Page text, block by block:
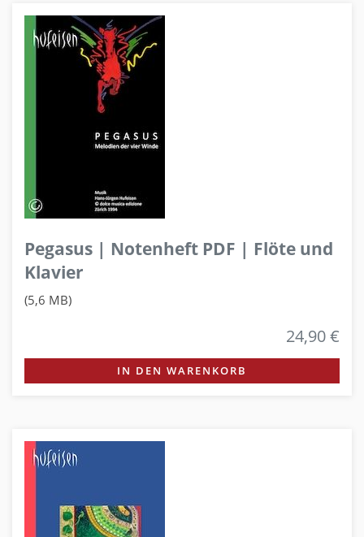
Pegasus | Notenheft PDF | Flöte und
Klavier
(5,6 MB)
24,90 €
IN DEN WARENKORB